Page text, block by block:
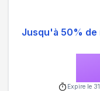
Jusqu'à 50%
Expire le